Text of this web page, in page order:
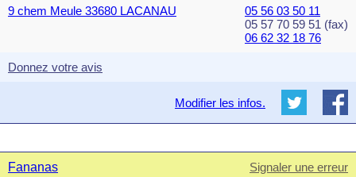
9 chem Meule 33680 LACANAU
05 56 03 50 11
05 57 70 59 51 (fax)
06 62 32 18 76
Donnez votre avis
Modifier les infos.
Fananas Signaler une erreur